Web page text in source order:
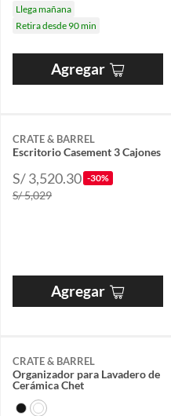
Llega mañana
Retira desde 90 min
Agregar
CRATE & BARREL
Escritorio Casement 3 Cajones
S/ 3,520.30 -30%
S/ 5,029
Agregar
CRATE & BARREL
Organizador para Lavadero de
Cerámica Chet